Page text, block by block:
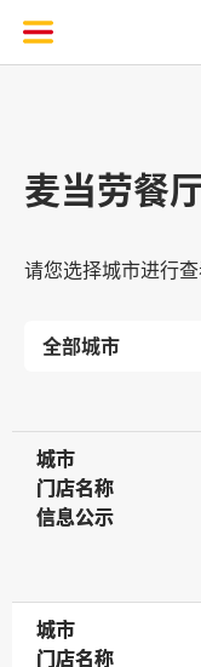
麦当劳餐
请您选择城市进行
城市
城市
门店名称
门店名称
信息公示
信息公示
城市
城市
门店名称
门店名称